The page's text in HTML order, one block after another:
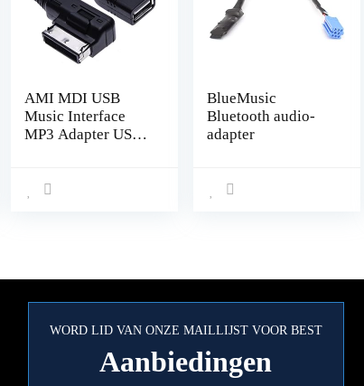
AMI MDI USB
Music Interface
MP3 Adapter USB
Compatibel met
Passat, Touareg,
BlueMusic
Bluetooth audio-
adapter
WORD LID VAN ONZE MAILLIJST VOOR BEST
Aanbiedingen